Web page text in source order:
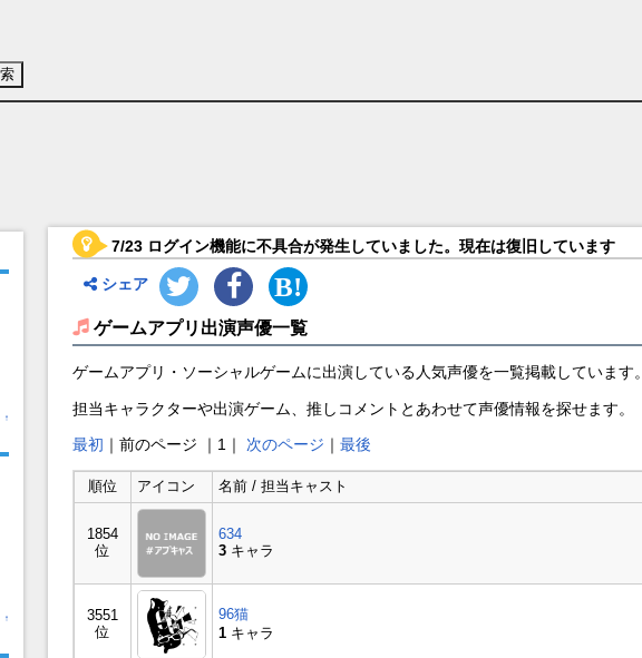
↑
↑
7/23 ログイン機能に不具合が発生していました。現在は復旧しています
シェア
ゲームアプリ出演声優一覧
ゲームアプリ・ソーシャルゲームに出演している人気声優を一覧掲載しています。
担当キャラクターや出演ゲーム、推しコメントとあわせて声優情報を探せます。
最初 ｜前のページ ｜1｜ 次のページ ｜ 最後
順位 アイコン 名前 / 担当キャスト
1854
位
634
3キャラ
3551
位
96猫
1キャラ